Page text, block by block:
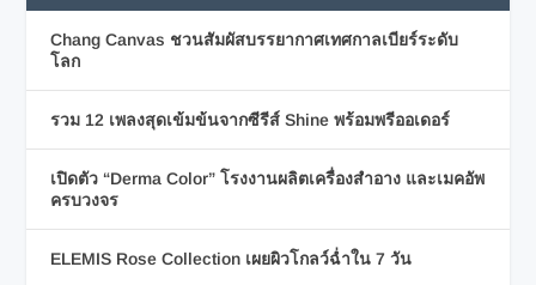
Chang Canvas ชวนสัมผัสบรรยากาศเทศกาลเบียร์ระดับ
โลก
รวม 12 เพลงสุดเข้มข้นจากซีรีส์ Shine พร้อมพรีออเดอร์
เปิดตัว “Derma Color” โรงงานผลิตเครื่องสำอาง และเมคอัพ
ครบวงจร
ELEMIS Rose Collection เผยผิวโกลว์ฉ่ำใน 7 วัน